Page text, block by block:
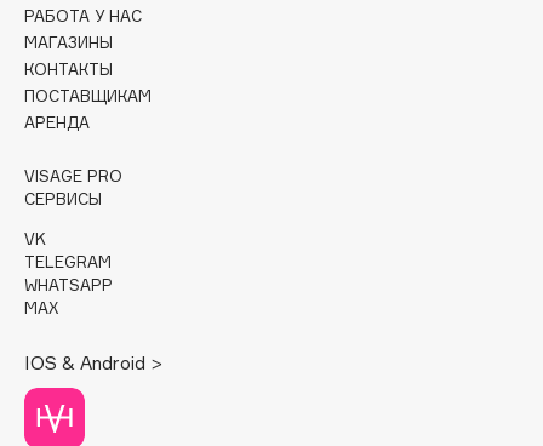
Cunzite
d'Alba
DABO
DARLING*
Darphin
Deonica
Dessange
Dior
РАБОТА У НАС
МАГАЗИНЫ
КОНТАКТЫ
ПОСТАВЩИКАМ
АРЕНДА
VISAGE PRO
СЕРВИСЫ
VK
TELEGRAM
WHATSAPP
MAX
IOS & Android >